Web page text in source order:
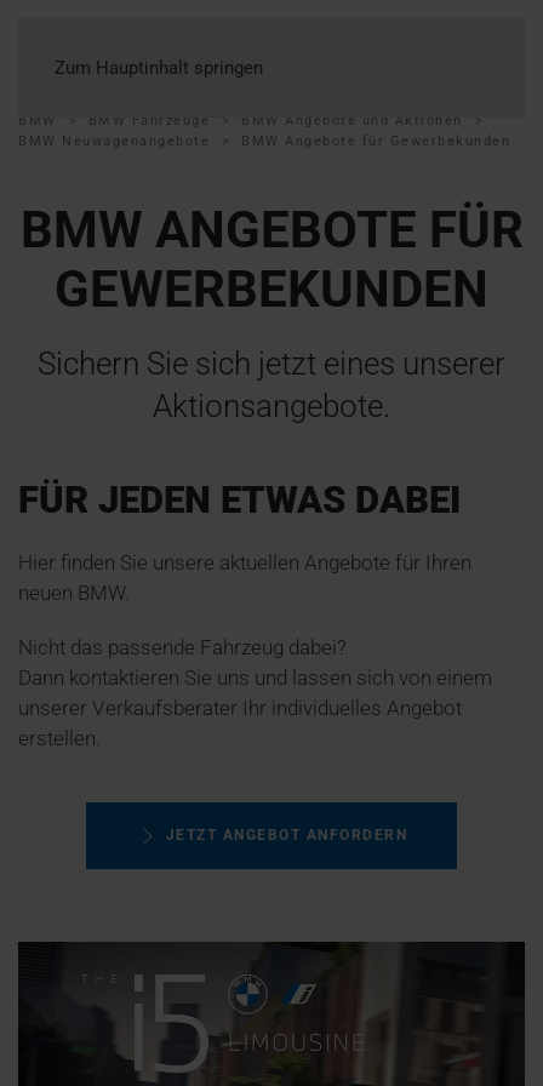
Zum Hauptinhalt springen
BMW BMW Fahrzeuge
BMW Angebote und Aktionen
BMW Neuwagenangebote
BMW Angebote für Gewerbekunden
BMW ANGEBOTE FÜR
GEWERBEKUNDEN
Sichern Sie sich jetzt eines unserer
Aktionsangebote.
FÜR JEDEN ETWAS DABEI
Hier finden Sie unsere aktuellen Angebote für Ihren
neuen BMW.
Nicht das passende Fahrzeug dabei?
Dann kontaktieren Sie uns und lassen sich von einem
unserer Verkaufsberater Ihr individuelles Angebot
erstellen.
JETZT ANGEBOT ANFORDERN